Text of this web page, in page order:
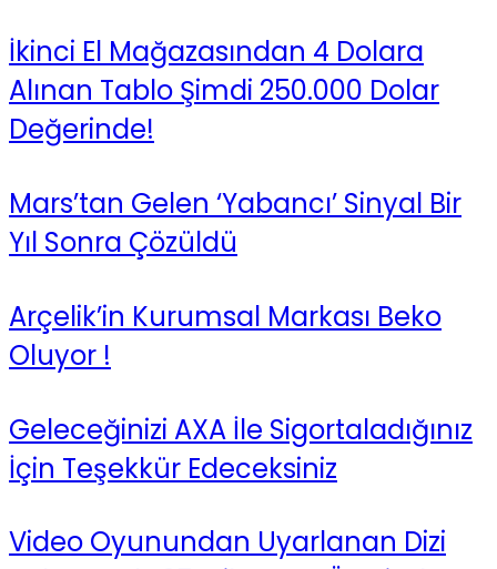
İkinci El Mağazasından 4 Dolara
Alınan Tablo Şimdi 250.000 Dolar
Değerinde!
Mars’tan Gelen ‘Yabancı’ Sinyal Bir
Yıl Sonra Çözüldü
Arçelik’in Kurumsal Markası Beko
Oluyor !
Geleceğinizi AXA İle Sigortaladığınız
İçin Teşekkür Edeceksiniz
Video Oyunundan Uyarlanan Dizi